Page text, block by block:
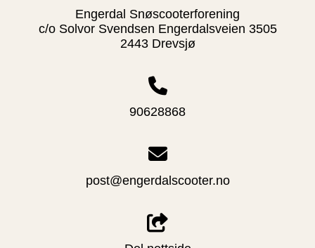
Engerdal Snøscooterforening
c/o Solvor Svendsen Engerdalsveien 3505
2443 Drevsjø
90628868
post@engerdalscooter.no